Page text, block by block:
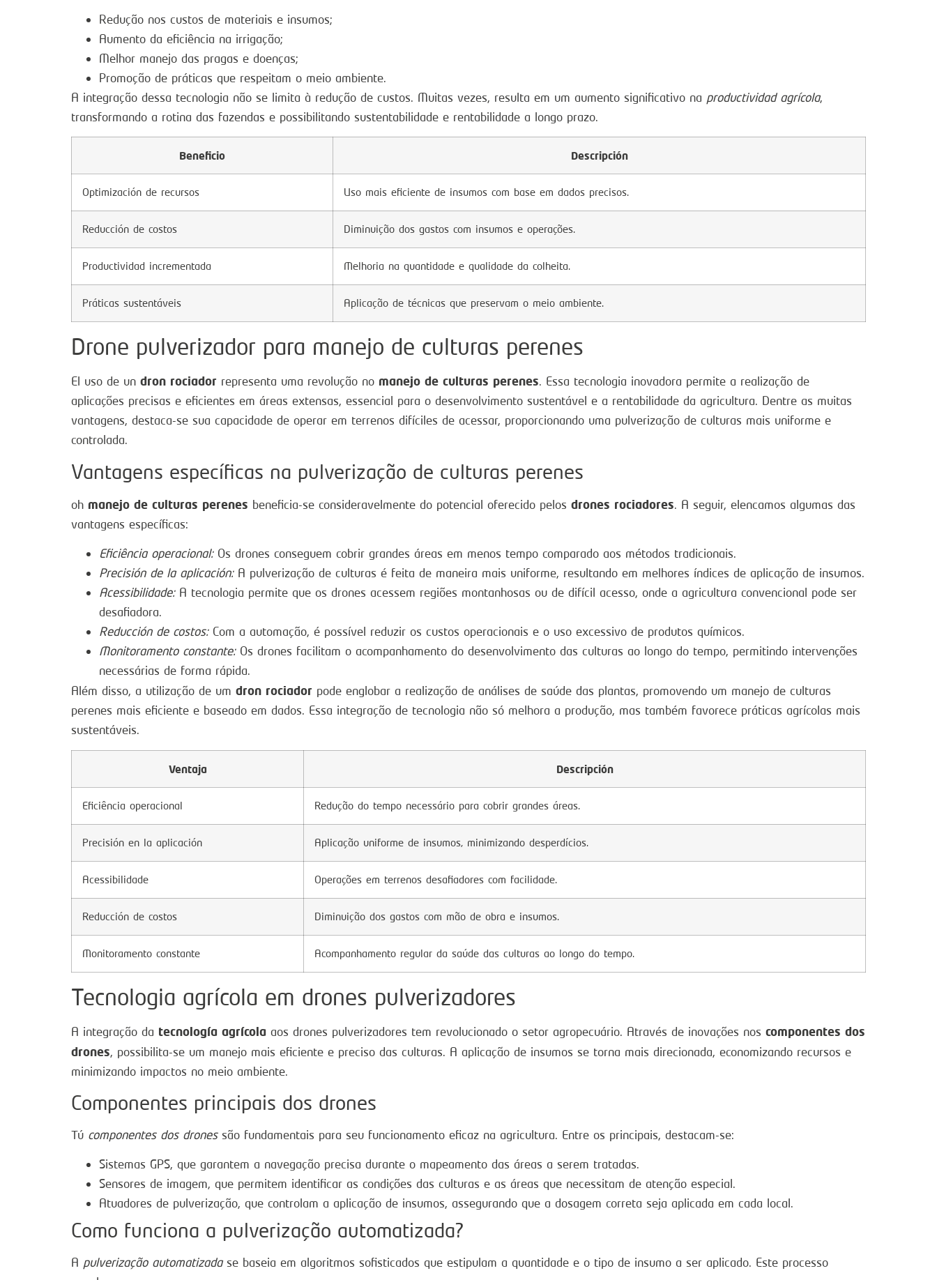
Redução nos custos de materiais e insumos;
Aumento da eficiência na irrigação;
Melhor manejo das pragas e doenças;
Promoção de práticas que respeitam o meio ambiente.
A integração dessa tecnologia não se limita à redução de custos. Muitas vezes, resulta em um aumento significativo na productividad agrícola,
transformando a rotina das fazendas e possibilitando sustentabilidade e rentabilidade a longo prazo.
Beneficio Descripción
Optimización de recursos Uso mais eficiente de insumos com base em dados precisos.
Reducción de costos Diminuição dos gastos com insumos e operações.
Productividad incrementada Melhoria na quantidade e qualidade da colheita.
Práticas sustentáveis Aplicação de técnicas que preservam o meio ambiente.
Drone pulverizador para manejo de culturas perenes
El uso de un dron rociador representa uma revolução no manejo de culturas perenes. Essa tecnologia inovadora permite a realização de
aplicações precisas e eficientes em áreas extensas, essencial para o desenvolvimento sustentável e a rentabilidade da agricultura. Dentre as muitas
vantagens, destaca-se sua capacidade de operar em terrenos difíciles de acessar, proporcionando uma pulverização de culturas mais uniforme e
controlada.
Vantagens específicas na pulverização de culturas perenes
oh manejo de culturas perenes beneficia-se consideravelmente do potencial oferecido pelos drones rociadores. A seguir, elencamos algumas das
vantagens específicas:
Eficiência operacional:Os drones conseguem cobrir grandes áreas em menos tempo comparado aos métodos tradicionais.
Precisión de la aplicación:A pulverização de culturas é feita de maneira mais uniforme, resultando em melhores índices de aplicação de insumos.
Acessibilidade:A tecnologia permite que os drones acessem regiões montanhosas ou de difícil acesso, onde a agricultura convencional pode ser
desafiadora.
Reducción de costos:Com a automação, é possível reduzir os custos operacionais e o uso excessivo de produtos químicos.
Monitoramento constante:Os drones facilitam o acompanhamento do desenvolvimento das culturas ao longo do tempo, permitindo intervenções
necessárias de forma rápida.
Além disso, a utilização de um dron rociador pode englobar a realização de análises de saúde das plantas, promovendo um manejo de culturas
perenes mais eficiente e baseado em dados. Essa integração de tecnologia não só melhora a produção, mas também favorece práticas agrícolas mais
sustentáveis.
Ventaja Descripción
Eficiência operacional Redução do tempo necessário para cobrir grandes áreas.
Precisión en la aplicación Aplicação uniforme de insumos, minimizando desperdícios.
Acessibilidade Operações em terrenos desafiadores com facilidade.
Reducción de costos Diminuição dos gastos com mão de obra e insumos.
Monitoramento constante Acompanhamento regular da saúde das culturas ao longo do tempo.
Tecnologia agrícola em drones pulverizadores
A integração da tecnología agrícola aos drones pulverizadores tem revolucionado o setor agropecuário. Através de inovações nos componentes dos
drones, possibilita-se um manejo mais eficiente e preciso das culturas. A aplicação de insumos se torna mais direcionada, economizando recursos e
minimizando impactos no meio ambiente.
Componentes principais dos drones
Tú componentes dos dronessão fundamentais para seu funcionamento eficaz na agricultura. Entre os principais, destacam-se:
Sistemas GPS, que garantem a navegação precisa durante o mapeamento das áreas a serem tratadas.
Sensores de imagem, que permitem identificar as condições das culturas e as áreas que necessitam de atenção especial.
Atuadores de pulverização, que controlam a aplicação de insumos, assegurando que a dosagem correta seja aplicada em cada local.
Como funciona a pulverização automatizada?
A pulverização automatizadase baseia em algoritmos sofisticados que estipulam a quantidade e o tipo de insumo a ser aplicado. Este processo